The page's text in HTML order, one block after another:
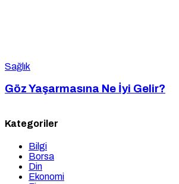
Sağlık
Göz Yaşarmasına Ne İyi Gelir?
Kategoriler
Bilgi
Borsa
Din
Ekonomi